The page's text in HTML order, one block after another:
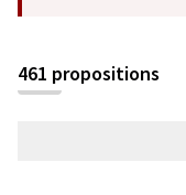
461 propositions